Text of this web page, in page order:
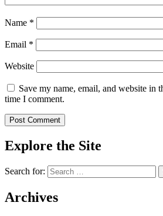
Name *
Email *
Website
Save my name, email, and website in
time I comment.
Explore the Site
Search for:
Archives